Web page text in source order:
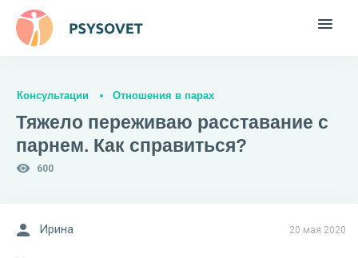
Консультации Отношения в парах
Тяжело переживаю расставание с
парнем. Как справиться?
600
20 мая 2020
Ирина